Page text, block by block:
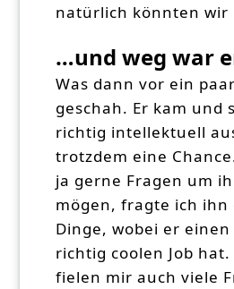
natürlich könnten wir
…und weg war
Was dann vor ein
geschah. Er kam und
richtig intellektuell
trotzdem eine
ja gerne Fragen um
mögen, fragte ich ihn
Dinge, wobei er
richtig coolen Job hat.
fielen mir auch viele